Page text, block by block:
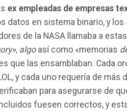
ex empleadas de empresas
datos en sistema binario, y los
de la NASA llamaba a
algoasí­ como «memorias
que las ensamblaban. Cada
y cada uno requerí­a de más
para asegurarse de
fuesen correctos, y